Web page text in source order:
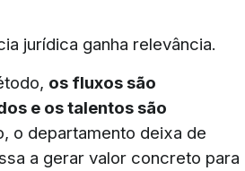
jurídica ganha relevância.
os fluxos são
e os talentos são
o departamento deixa de
a gerar valor concreto para